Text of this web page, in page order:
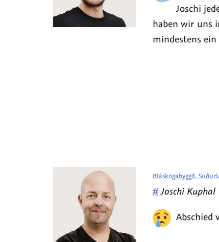
Joschi
haben wir uns
mindestens ein
Abschied
Bláskógabyggð,
# Veröffentlicht
Joschi Kuphal